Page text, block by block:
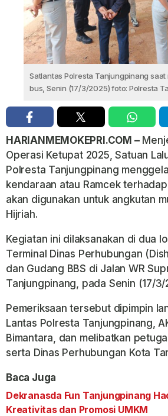
Satlantas Polresta Tanjungpinang
bus, Senin (17/3/2025) foto: Polresta
HARIANMEMOKEPRI.COM –
Operasi Ketupat 2025, Satuan
Polresta Tanjungpinang
kendaraan atau Ramcek
akan digunakan untuk angkutan
Hijriah.
Kegiatan ini dilaksanakan di dua
Terminal Dinas Perhubungan
dan Gudang BBS di Jalan WR
Tanjungpinang, pada Senin (17/3/
Pemeriksaan tersebut dipimpin
Lantas Polresta Tanjungpinang,
Bimantara, dan melibatkan
serta Dinas Perhubungan Kota
Baca Juga
Dekranasda Fun Tanjungpinang
Kreativitas dan Promosi UMKM